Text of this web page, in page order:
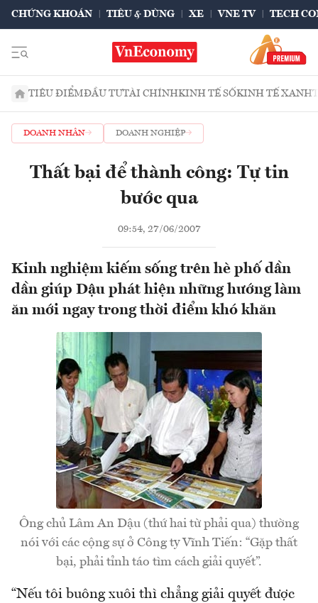
CHỨNG KHOÁN TIÊU & DÙNG XE VNE TV TECH
TIÊU ĐIỂMĐẦU TƯTÀI CHÍNHKINH TẾ SỐKINH TẾ XANH
DOANH NHÂN DOANH NGHIỆP
Thất bại để thành công: Tự tin
bước qua
09:54, 27/06/2007
Kinh nghiệm kiếm sống trên hè phố dần
dần giúp Dậu phát hiện những hướng làm
ăn mới ngay trong thời điểm khó khăn
Ông chủ Lâm An Dậu (thứ hai từ phải qua) thường
nói với các cộng sự ở Công ty Vĩnh Tiến: “Gặp thất
bại, phải tỉnh táo tìm cách giải quyết”.
“Nếu tôi buông xuôi thì chẳng giải quyết được